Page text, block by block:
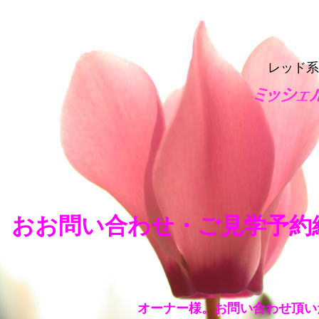
レッド
おお問い合わせ・ご見学予
オーナー様。お問い合わせ頂